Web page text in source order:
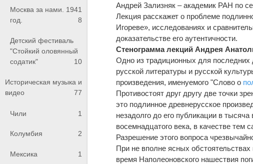
Москва за нами. 1941
год.
8
Детский фестиваль
"Стойкий оловянный
содатик"
10
Историческая музыка и
видео
77
Чили 1
Колумбия 2
Мексика 1
Андрей Зализняк – академик РАН по
Лекция расскажет о проблеме
Игореве», исследованиях и
доказательстве его аутентичности.
Стенограмма лекций Андрея
Одно из традиционных для последних
русской литературы и русской
произведения, именуемого "Слово о
Противостоят друг другу две точки
это подлинное древнерусское
незадолго до его публикации в
восемнадцатого века, в качестве тем
Разрешение этого вопроса
При не вполне ясных
время Наполеоновского нашествия